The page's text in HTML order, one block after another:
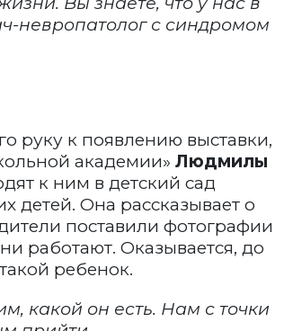
невропатолог с синдромом
руку к появлению выставки,
академии» Людмилы
к ним в детский сад
детей. Она рассказывает о
поставили фотографии
работают. Оказывается, до
ребенок.
какой он есть. Нам с точки